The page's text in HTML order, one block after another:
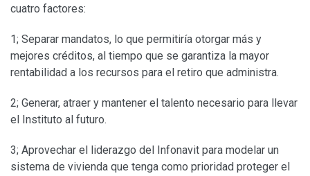
cuatro factores:
1; Separar mandatos, lo que permitiría otorgar más y
mejores créditos, al tiempo que se garantiza la mayor
rentabilidad a los recursos para el retiro que administra.
2; Generar, atraer y mantener el talento necesario para llevar
el Instituto al futuro.
3; Aprovechar el liderazgo del Infonavit para modelar un
sistema de vivienda que tenga como prioridad proteger el